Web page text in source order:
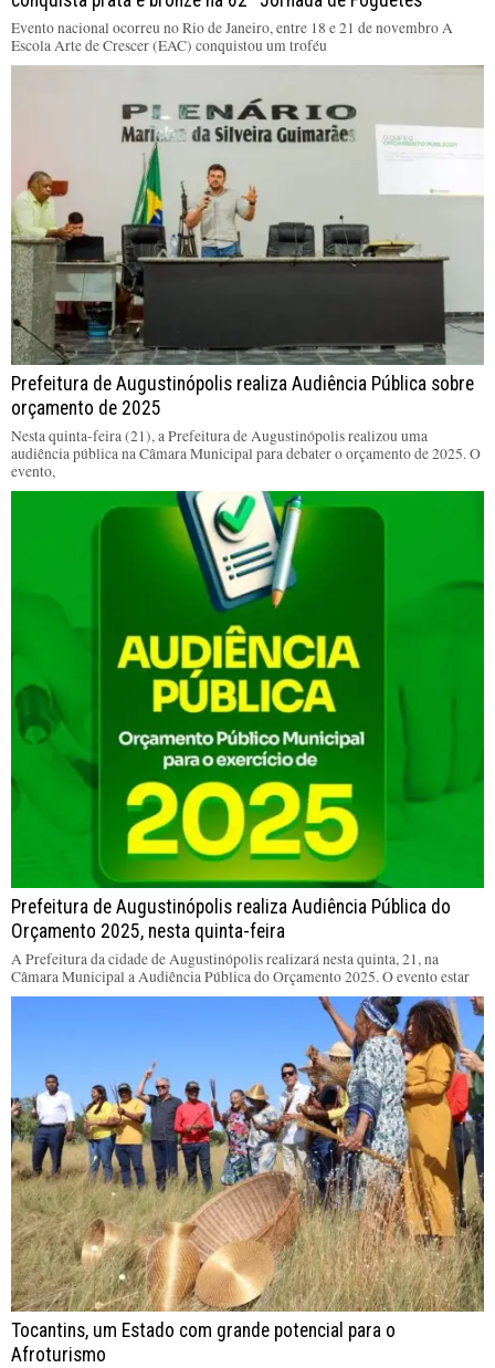
Evento nacional ocorreu no Rio de Janeiro, entre 18 e 21 de novembro A
Escola Arte de Crescer (EAC) conquistou um troféu
Prefeitura de Augustinópolis realiza Audiência Pública sobre
orçamento de 2025
Nesta quinta-feira (21), a Prefeitura de Augustinópolis realizou uma
audiência pública na Câmara Municipal para debater o orçamento de 2025. O
evento,
Prefeitura de Augustinópolis realiza Audiência Pública do
Orçamento 2025, nesta quinta-feira
A Prefeitura da cidade de Augustinópolis realizará nesta quinta, 21, na
Câmara Municipal a Audiência Pública do Orçamento 2025. O evento estar
Tocantins, um Estado com grande potencial para o
Afroturismo